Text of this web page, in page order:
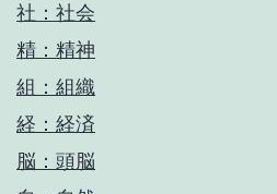
社：社会
精：精神
組：組織
経：経済
脳：頭脳